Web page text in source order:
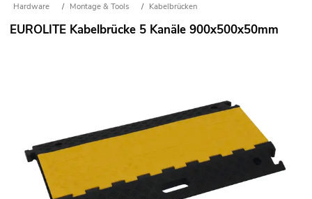
Hardware / Montage & Tools / Kabelbrücken
EUROLITE Kabelbrücke 5 Kanäle 900x500x50mm